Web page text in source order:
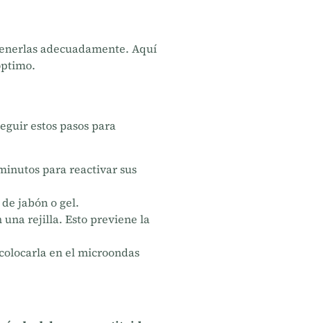
adecuadamente. Aquí
estos pasos para
para reactivar sus
jabón o gel.
una rejilla. Esto previene la
en el microondas